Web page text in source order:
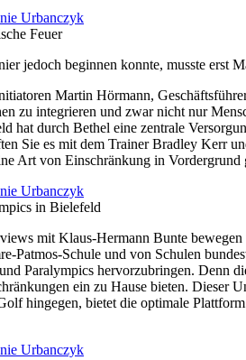
Feuer
jedoch beginnen konnte, musste erst
Martin Hörmann,
zu integrieren und zwar nicht nur
hat durch Bethel eine zentrale
Sie es mit dem Trainer Bradley Kerr
Art von Einschränkung in
in Bielefeld
mit Klaus-Hermann Bunte
Patmos-Schule und von Schulen
Paralympics hervorzubringen. Denn
ein zu Hause bieten. Dieser
hingegen, bietet die optimale